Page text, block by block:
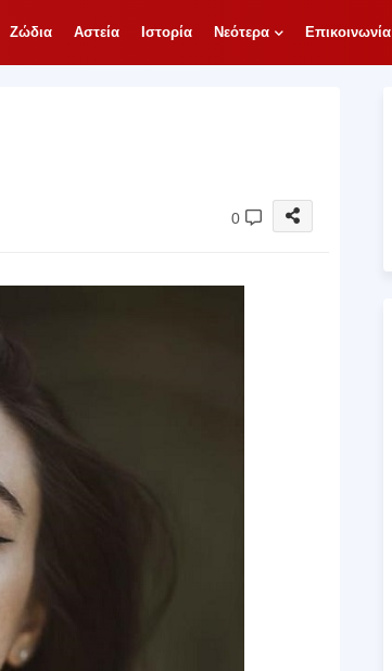
Ζώδια Αστεία Ιστορία Νεότερα Επικοινωνία
0